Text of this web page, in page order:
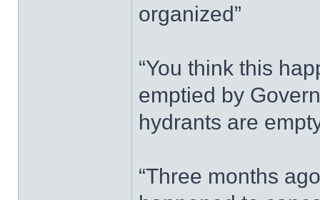
organized”
“You think this
emptied by
hydrants are
“Three months